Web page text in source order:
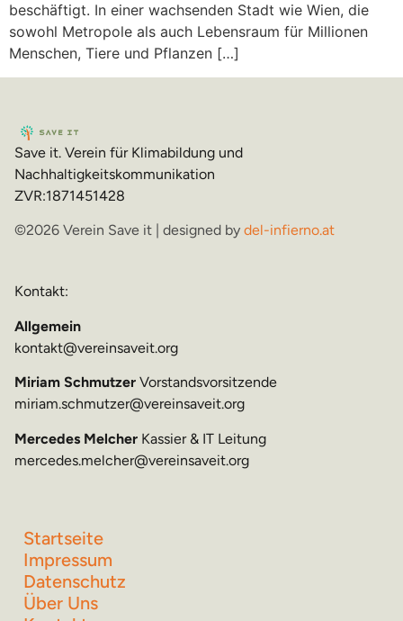
beschäftigt. In einer wachsenden Stadt wie Wien, die
sowohl Metropole als auch Lebensraum für Millionen
Menschen, Tiere und Pflanzen […]
Save it. Verein für Klimabildung und
Nachhaltigkeitskommunikation
ZVR:1871451428
©2026 Verein Save it | designed by del-infierno.at
Kontakt:
Allgemein
kontakt@vereinsaveit.org
Miriam Schmutzer Vorstandsvorsitzende
miriam.schmutzer@vereinsaveit.org
Mercedes Melcher Kassier & IT Leitung
mercedes.melcher@vereinsaveit.org
Startseite
Impressum
Datenschutz
Über Uns